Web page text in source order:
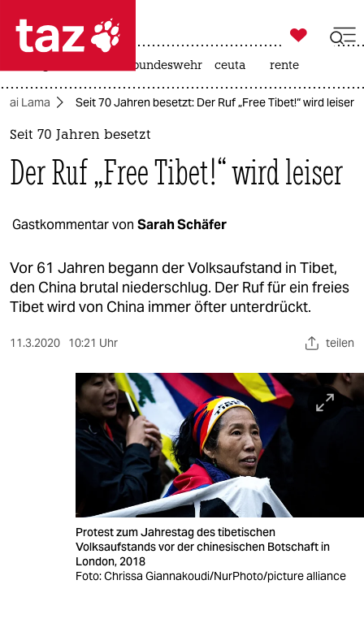
 taz zahl ich
taz zahl ich
themen
politik
öko
gesellschaft
kultur
wahrheit
veranstaltungen

taz zahl ich
bundeswehr ceuta rente
Lama Seit 70 Jahren besetzt: Der Ruf „Free Tibet!“ wird leiser
Seit 70 Jahren besetzt
Der Ruf „Free Tibet!“ wird leiser
Gastkommentar von Sarah Schäfer
Vor 61 Jahren begann der Volksaufstand in Tibet,
den China brutal niederschlug. Der Ruf für ein freies
Tibet wird von China immer öfter unterdrückt.
11.3.2020 10:21 Uhr teilen
Protest zum Jahrestag des tibetischen
Volksaufstands vor der chinesischen Botschaft in
London, 2018
Foto: Chrissa Giannakoudi/NurPhoto/picture alliance